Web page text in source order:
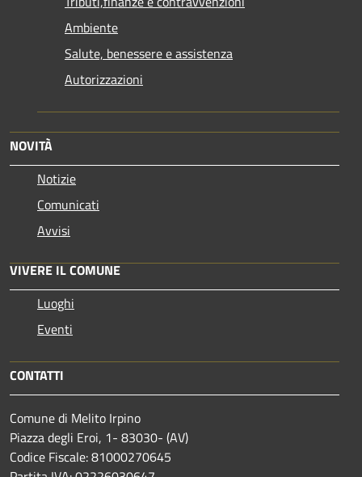
Ambiente
Salute, benessere e assistenza
Autorizzazioni
NOVITÀ
Notizie
Comunicati
Avvisi
VIVERE IL COMUNE
Luoghi
Eventi
CONTATTI
Comune di Melito Irpino
Piazza degli Eroi, 1- 83030- (AV)
Codice Fiscale: 81000270645